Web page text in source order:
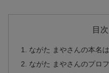
目次
ながた まやさんの本名は
ながた まやさんのプロ